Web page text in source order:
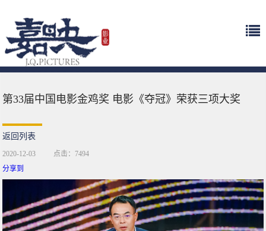
第33届中国电影金鸡奖 电影《夺冠》荣获三项大奖
返回列表
2020-12-03
点击：7494
分享到